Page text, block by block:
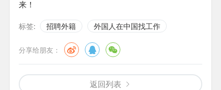
来！
标签: 招聘外籍 外国人在中国找工作
分享给朋友：
返回列表